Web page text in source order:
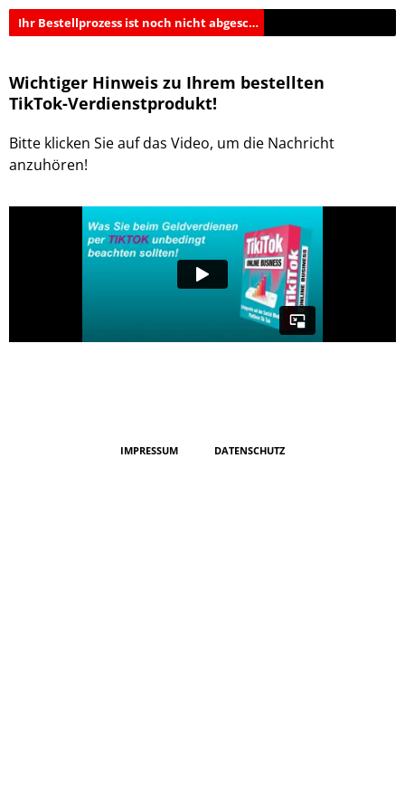
Ihr Bestellprozess ist noch nicht abgeschlossen!​
Wichtiger Hinweis zu Ihrem bestellten
TikTok-Verdienstprodukt!
Bitte klicken Sie auf das Video, um die Nachricht
anzuhören!
IMPRESSUM DATENSCHUTZ